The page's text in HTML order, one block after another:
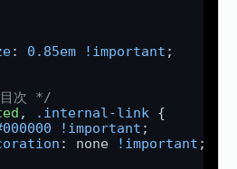
: 0.85em !important ;
次 */
, .internal-link {
!important ;
: none !important ;